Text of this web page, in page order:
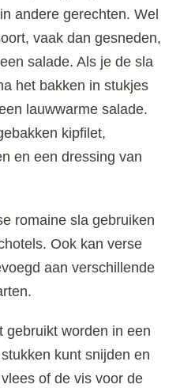
andere gerechten. Wel
vaak dan gesneden,
salade. Als je de sla
het bakken in stukjes
lauwwarme salade.
kipfilet,
en een dressing van
romaine sla gebruiken
Ook kan verse
aan verschillende
gebruikt worden in een
kunt snijden en
of de vis voor de